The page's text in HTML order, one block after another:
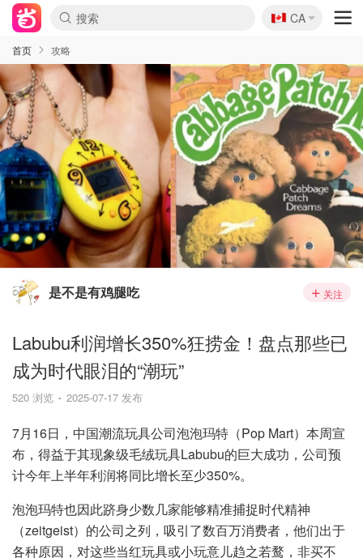
🇨🇦
CA
首页 攻略
是不是有鸡腿吃 关注
Labubu利润增长350%狂捞金！盘点那些已
成为时代眼泪的“潮玩”
520 浏览 2025-07-17 发布
7月16日，中国潮流玩具公司泡泡玛特（Pop Mart）本周宣
布，得益于其现象级毛绒玩具Labubu的巨大成功，公司预
计今年上半年利润将同比增长至少350%。
泡泡玛特也因此跻身少数几家能够精准捕捉时代精神
（zeitgeist）的公司之列，吸引了数百万消费者，他们出于
各种原因，对这些当红玩具或小玩意儿趋之若鹜，非买不